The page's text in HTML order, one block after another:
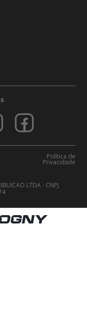
Política de
Privacidade
LTDA - CNPJ